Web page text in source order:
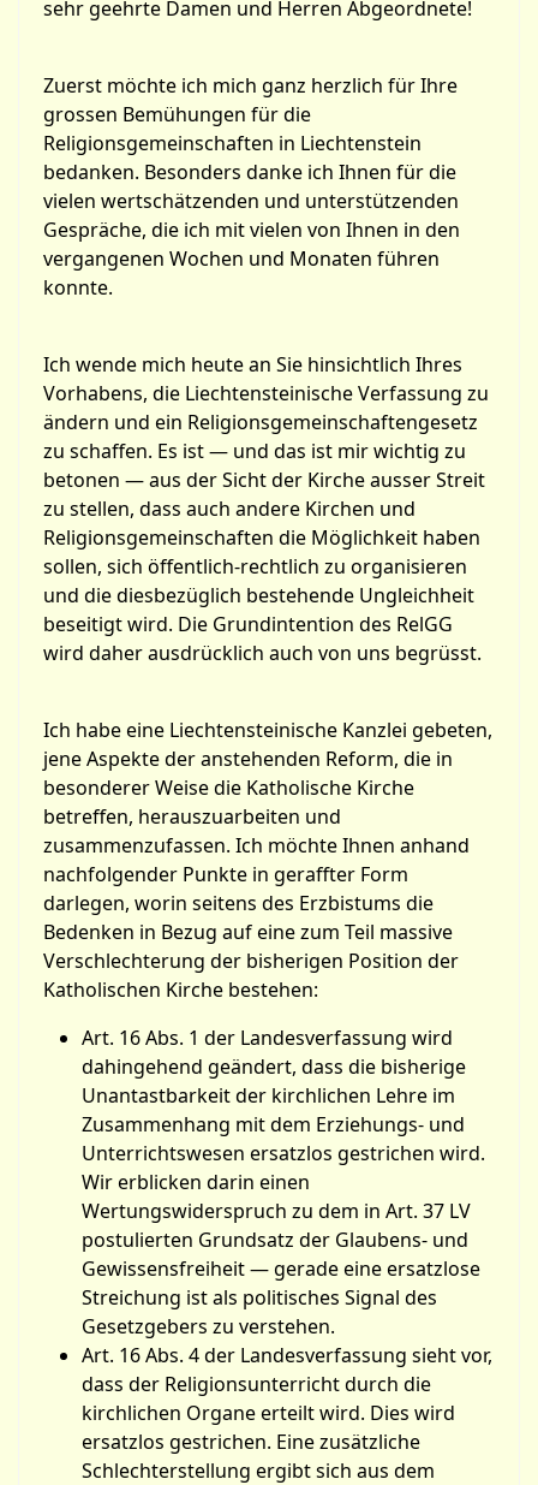
sehr geehrte Damen und Herren Abgeordnete!
Zuerst möchte ich mich ganz herzlich für Ihre
grossen Bemühungen für die
Religionsgemeinschaften in Liechtenstein
bedanken. Besonders danke ich Ihnen für die
vielen wertschätzenden und unterstützenden
Gespräche, die ich mit vielen von Ihnen in den
vergangenen Wochen und Monaten führen
konnte.
Ich wende mich heute an Sie hinsichtlich Ihres
Vorhabens, die Liechtensteinische Verfassung zu
ändern und ein Religionsgemeinschaftengesetz
zu schaffen. Es ist — und das ist mir wichtig zu
betonen — aus der Sicht der Kirche ausser Streit
zu stellen, dass auch andere Kirchen und
Religionsgemeinschaften die Möglichkeit haben
sollen, sich öffentlich-rechtlich zu organisieren
und die diesbezüglich bestehende Ungleichheit
beseitigt wird. Die Grundintention des RelGG
wird daher ausdrücklich auch von uns begrüsst.
Ich habe eine Liechtensteinische Kanzlei gebeten,
jene Aspekte der anstehenden Reform, die in
besonderer Weise die Katholische Kirche
betreffen, herauszuarbeiten und
zusammenzufassen. Ich möchte Ihnen anhand
nachfolgender Punkte in geraffter Form
darlegen, worin seitens des Erzbistums die
Bedenken in Bezug auf eine zum Teil massive
Verschlechterung der bisherigen Position der
Katholischen Kirche bestehen:
Art. 16 Abs. 1 der Landesverfassung wird
dahingehend geändert, dass die bisherige
Unantastbarkeit der kirchlichen Lehre im
Zusammenhang mit dem Erziehungs- und
Unterrichtswesen ersatzlos gestrichen wird.
Wir erblicken darin einen
Wertungswiderspruch zu dem in Art. 37 LV
postulierten Grundsatz der Glaubens- und
Gewissensfreiheit — gerade eine ersatzlose
Streichung ist als politisches Signal des
Gesetzgebers zu verstehen.
Art. 16 Abs. 4 der Landesverfassung sieht vor,
dass der Religionsunterricht durch die
kirchlichen Organe erteilt wird. Dies wird
ersatzlos gestrichen. Eine zusätzliche
Schlechterstellung ergibt sich aus dem